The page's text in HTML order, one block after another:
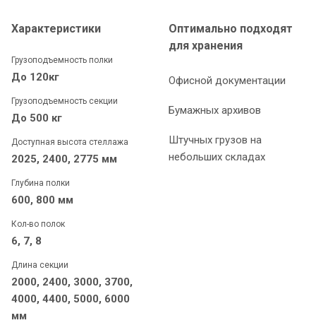
Характеристики
Грузоподъемность полки
До 120кг
Грузоподъемность секции
До 500 кг
Доступная высота стеллажа
2025, 2400, 2775 мм
Глубина полки
600, 800 мм
Кол-во полок
6, 7, 8
Длина секции
2000, 2400, 3000, 3700,
4000, 4400, 5000, 6000
мм
Оптимально подходят
для хранения
Офисной документации
Бумажных архивов
Штучных грузов на
небольших складах